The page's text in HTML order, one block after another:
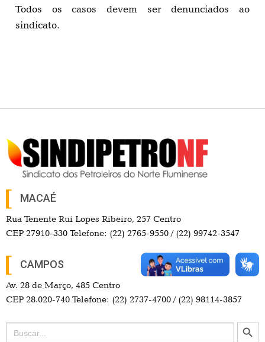
Todos os casos devem ser denunciados ao
sindicato.
MACAÉ
Rua Tenente Rui Lopes Ribeiro, 257 Centro
CEP 27910-330 Telefone: (22) 2765-9550 / (22) 99742-3547
CAMPOS
Av. 28 de Março, 485 Centro
CEP 28.020-740 Telefone: (22) 2737-4700 / (22) 98114-3857
Search
for:
Search Button